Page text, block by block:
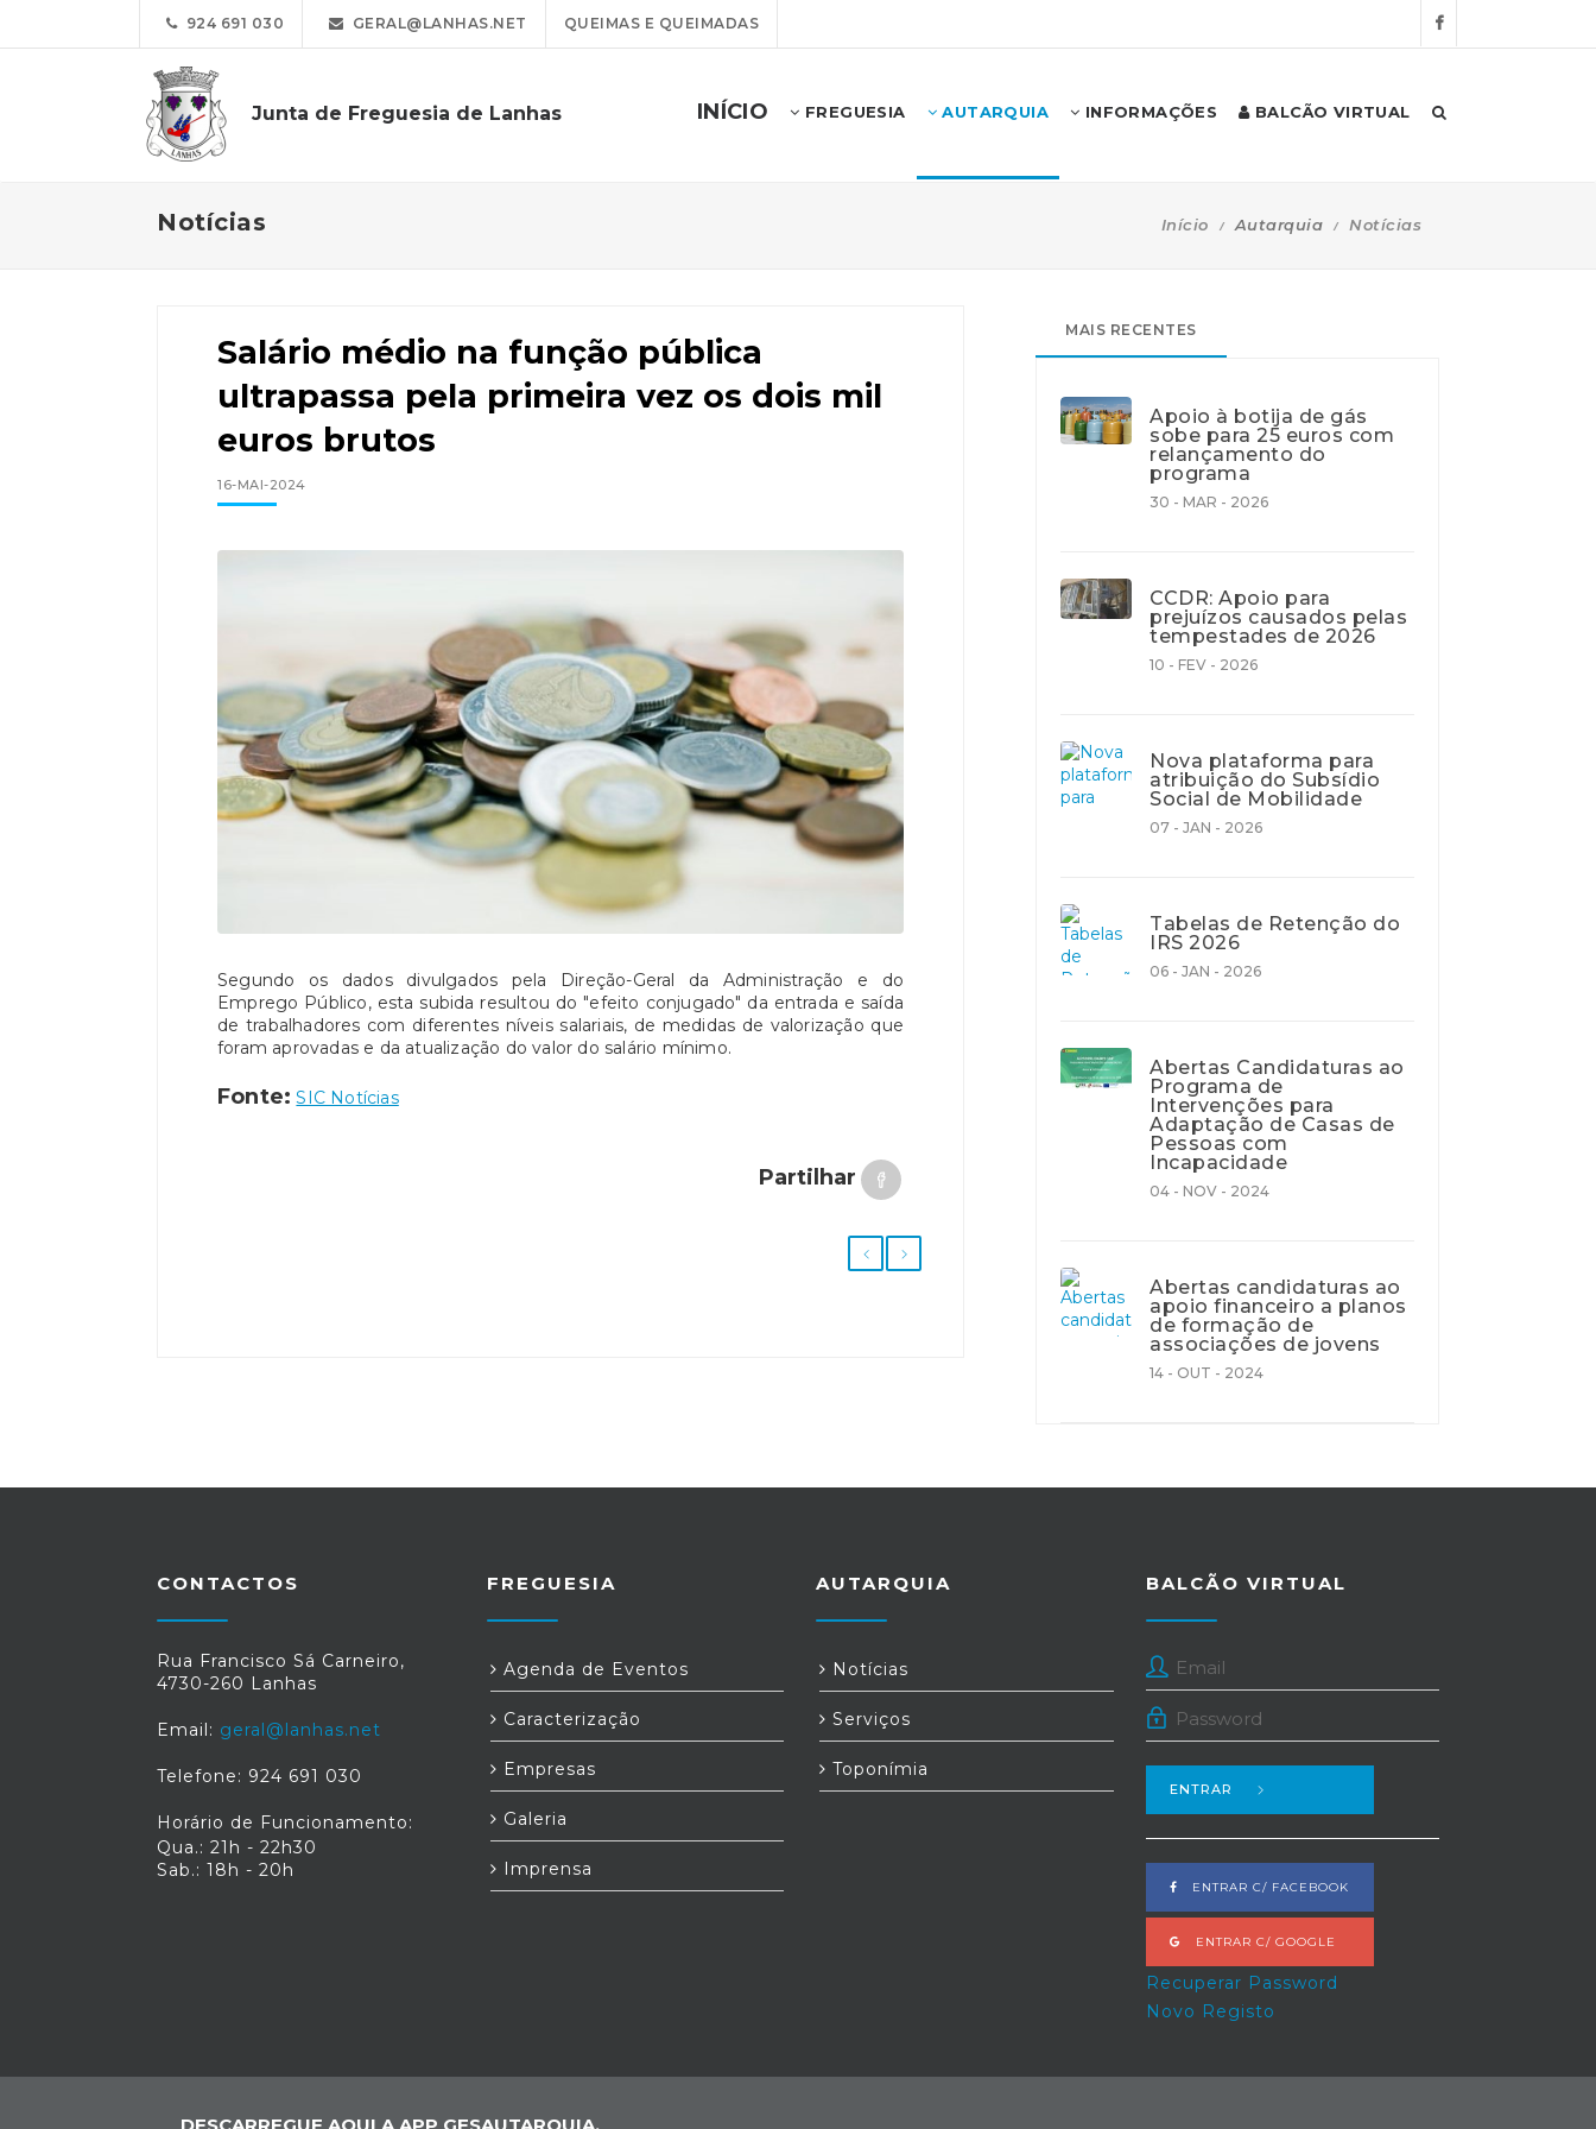
924 691 030 GERAL@LANHAS.NET QUEIMAS E QUEIMADAS
Junta de Freguesia de Lanhas INÍCIO FREGUESIA AUTARQUIA INFORMAÇÕES BALCÃO VIRTUAL
Notícias Início Autarquia Notícias
Salário médio na função pública
ultrapassa pela primeira vez os dois mil
euros brutos
16-MAI-2024
Segundo os dados divulgados pela Direção-Geral da Administração e do
Emprego Público, esta subida resultou do "efeito conjugado" da entrada e saída
de trabalhadores com diferentes níveis salariais, de medidas de valorização que
foram aprovadas e da atualização do valor do salário mínimo.
Fonte: SIC Notícias
Partilhar
MAIS RECENTES
Apoio à botija de gás
sobe para 25 euros com
relançamento do
programa
30 - MAR - 2026
CCDR: Apoio para
prejuízos causados pelas
tempestades de 2026
10 - FEV - 2026
Nova plataforma para
atribuição do Subsídio
Social de Mobilidade
07 - JAN - 2026
Tabelas de Retenção do
IRS 2026
06 - JAN - 2026
Abertas Candidaturas ao
Programa de
Intervenções para
Adaptação de Casas de
Pessoas com
Incapacidade
04 - NOV - 2024
Abertas candidaturas ao
apoio financeiro a planos
de formação de
associações de jovens
14 - OUT - 2024
CONTACTOS
Rua Francisco Sá Carneiro,
4730-260 Lanhas
Email: geral@lanhas.net
Telefone: 924 691 030
Horário de Funcionamento:
Qua.: 21h - 22h30
Sab.: 18h - 20h
FREGUESIA
Agenda de Eventos
Caracterização
Empresas
Galeria
Imprensa
AUTARQUIA
Notícias
Serviços
Toponímia
BALCÃO VIRTUAL
ENTRAR
ENTRAR C/ FACEBOOK
ENTRAR C/ GOOGLE
Recuperar Password
Novo Registo